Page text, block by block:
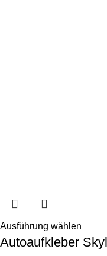
Ausführung wählen
Autoaufkleber